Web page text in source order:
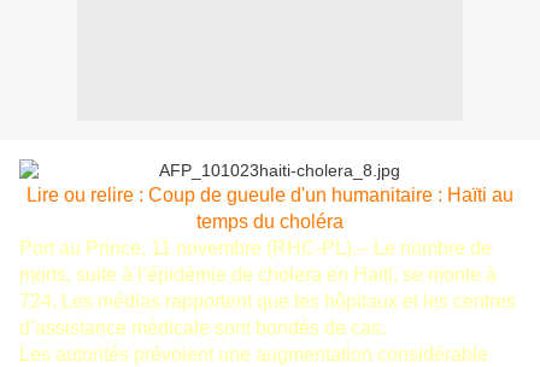
Lire ou relire : Coup de gueule d'un humanitaire : Haïti au
temps du choléra
Port au Prince, 11 novembre (RHC-PL).-- Le nombre de
morts, suite à l’épidémie de cholera en Haïti, se monte à
724. Les médias rapportent que les hôpitaux et les centres
d’assistance médicale sont bondés de cas.
Les autorités prévoient une augmentation considérable